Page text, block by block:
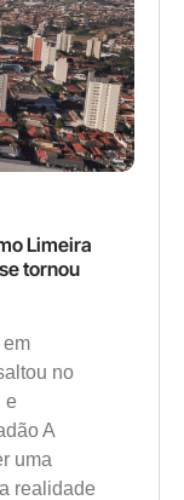
Limeira
tornou
no
e
A
uma
realidade